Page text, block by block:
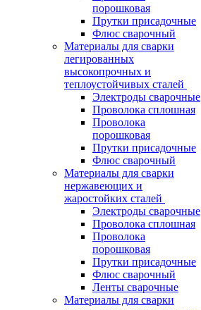
порошковая
Прутки присадочные
Флюс сварочный
Материалы для сварки
легированных
высокопрочных и
теплоустойчивых сталей
Электроды сварочные
Проволока сплошная
Проволока
порошковая
Прутки присадочные
Флюс сварочный
Материалы для сварки
нержавеющих и
жаростойких сталей
Электроды сварочные
Проволока сплошная
Проволока
порошковая
Прутки присадочные
Флюс сварочный
Ленты сварочные
Материалы для сварки